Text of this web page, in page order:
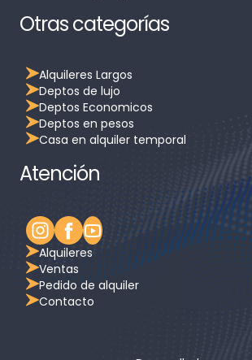
Otras categorías
Alquileres Largos
Deptos de lujo
Deptos Economicos
Deptos en pesos
Casa en alquiler temporal
Atención
Alquileres
Ventas
Pedido de alquiler
Contacto